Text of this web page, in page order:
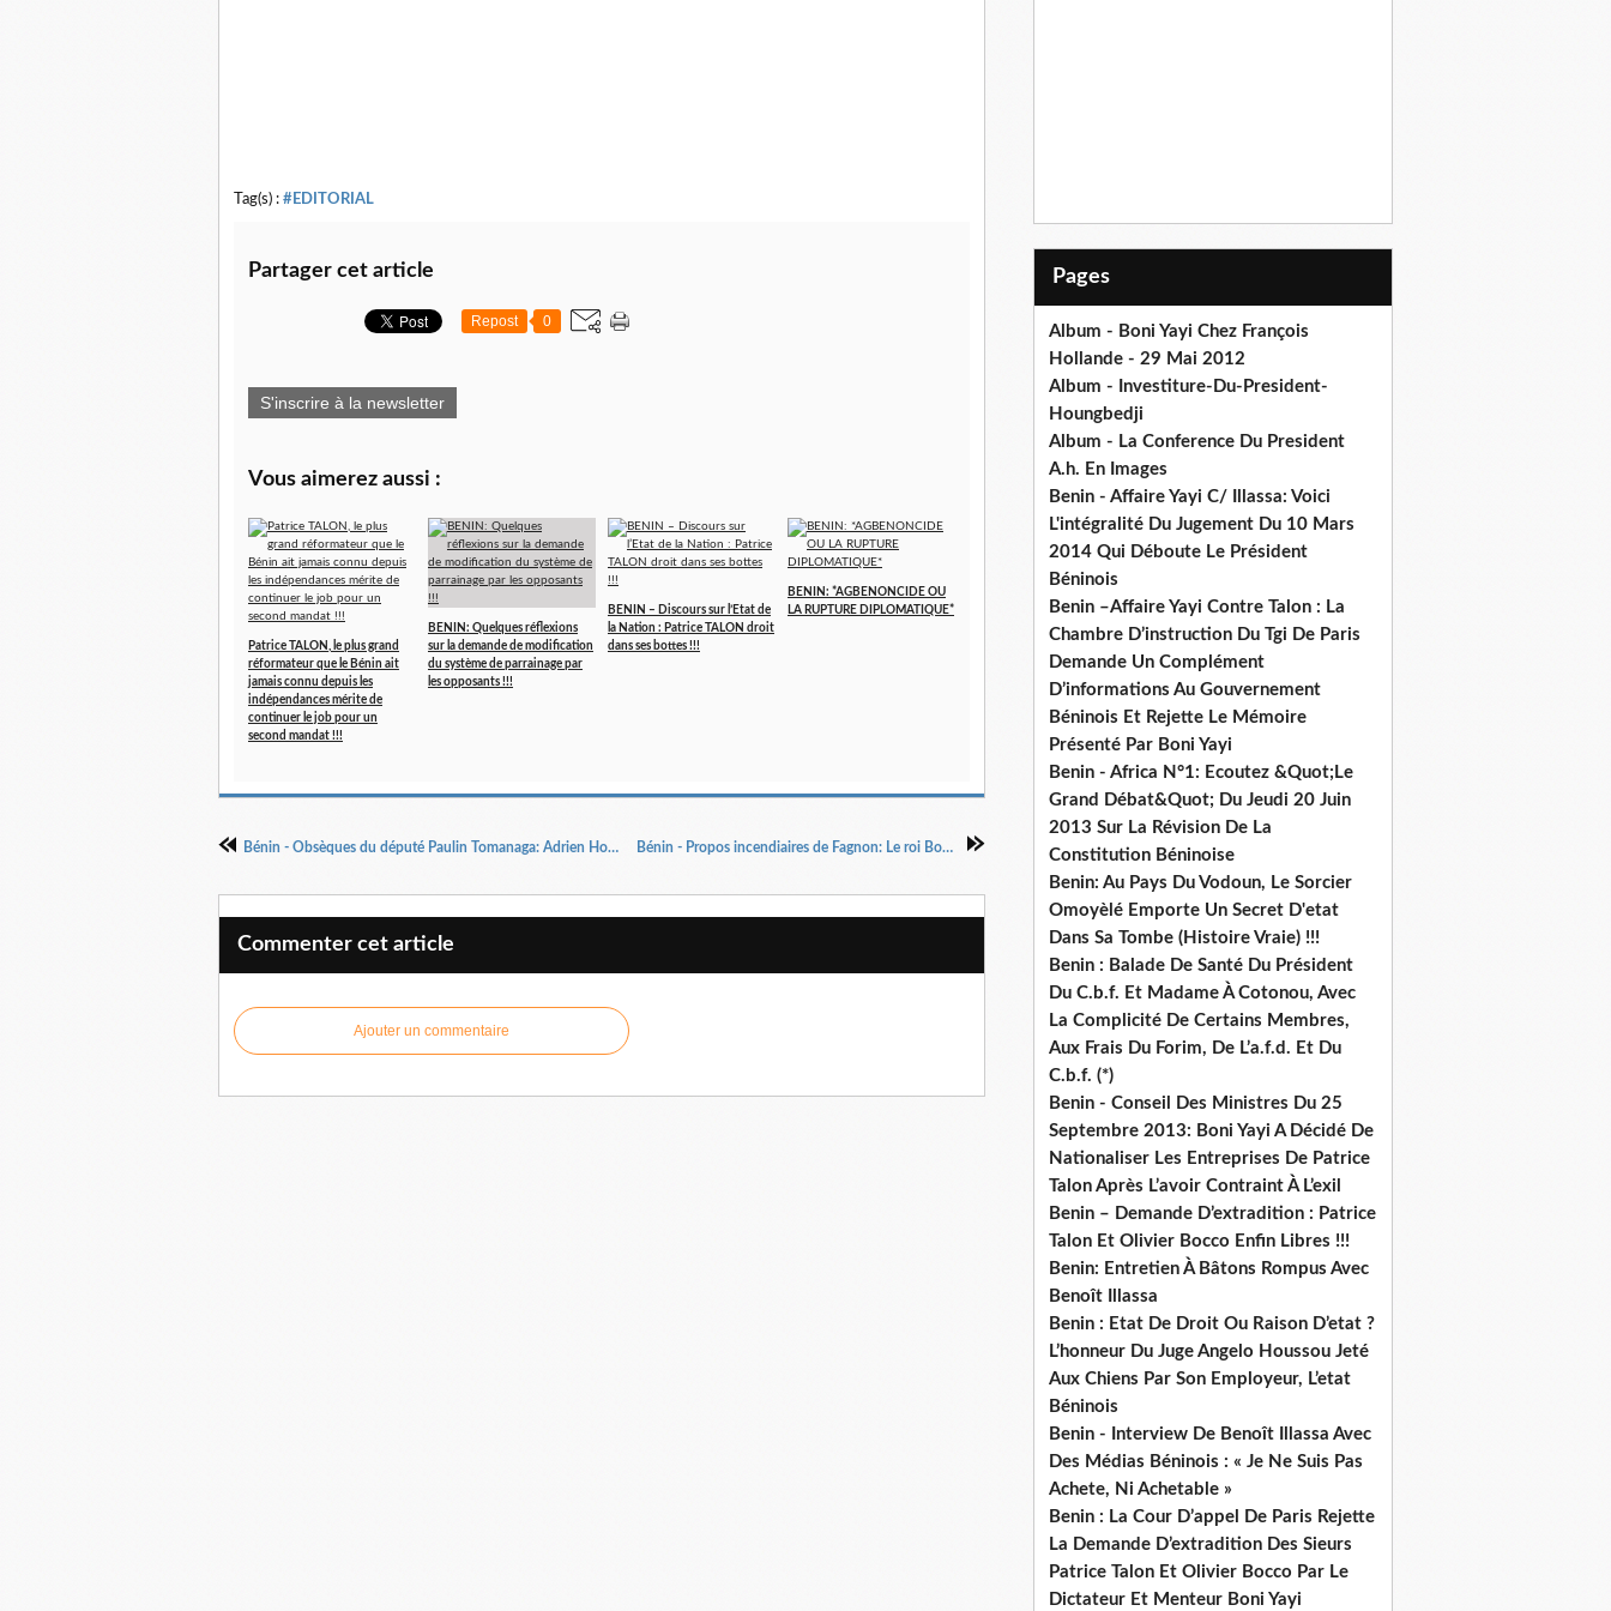
Tag(s) : #EDITORIAL
Partager cet article
Repost 0
S'inscrire à la newsletter
Vous aimerez aussi :
Patrice TALON, le plus grand
réformateur que le Bénin ait
jamais connu depuis les
indépendances mérite de
continuer le job pour un
second mandat !!!
BENIN: Quelques réflexions
sur la demande de modification
du système de parrainage par
les opposants !!!
BENIN – Discours sur l’Etat de
la Nation : Patrice TALON droit
dans ses bottes !!!
BENIN: *AGBENONCIDE OU
LA RUPTURE DIPLOMATIQUE*
Bénin - Obsèques du député Paulin Tomanaga: Adrien Houngbédji était bel et bien présent Bénin - Propos incendiaires de Fagnon: Le roi Boni 1er banalise la République
Commenter cet article
Ajouter un commentaire
Pages
Album - Boni Yayi Chez François
Hollande - 29 Mai 2012
Album - Investiture-Du-President-
Houngbedji
Album - La Conference Du President
A.h. En Images
Benin - Affaire Yayi C/ Illassa: Voici
L'intégralité Du Jugement Du 10 Mars
2014 Qui Déboute Le Président
Béninois
Benin –Affaire Yayi Contre Talon : La
Chambre D’instruction Du Tgi De Paris
Demande Un Complément
D’informations Au Gouvernement
Béninois Et Rejette Le Mémoire
Présenté Par Boni Yayi
Benin - Africa N°1: Ecoutez &Quot;Le
Grand Débat&Quot; Du Jeudi 20 Juin
2013 Sur La Révision De La
Constitution Béninoise
Benin: Au Pays Du Vodoun, Le Sorcier
Omoyèlé Emporte Un Secret D'etat
Dans Sa Tombe (Histoire Vraie) !!!
Benin : Balade De Santé Du Président
Du C.b.f. Et Madame À Cotonou, Avec
La Complicité De Certains Membres,
Aux Frais Du Forim, De L’a.f.d. Et Du
C.b.f. (*)
Benin - Conseil Des Ministres Du 25
Septembre 2013: Boni Yayi A Décidé De
Nationaliser Les Entreprises De Patrice
Talon Après L’avoir Contraint À L’exil
Benin – Demande D’extradition : Patrice
Talon Et Olivier Bocco Enfin Libres !!!
Benin: Entretien À Bâtons Rompus Avec
Benoît Illassa
Benin : Etat De Droit Ou Raison D’etat ?
L’honneur Du Juge Angelo Houssou Jeté
Aux Chiens Par Son Employeur, L’etat
Béninois
Benin - Interview De Benoît Illassa Avec
Des Médias Béninois : « Je Ne Suis Pas
Achete, Ni Achetable »
Benin : La Cour D’appel De Paris Rejette
La Demande D’extradition Des Sieurs
Patrice Talon Et Olivier Bocco Par Le
Dictateur Et Menteur Boni Yayi